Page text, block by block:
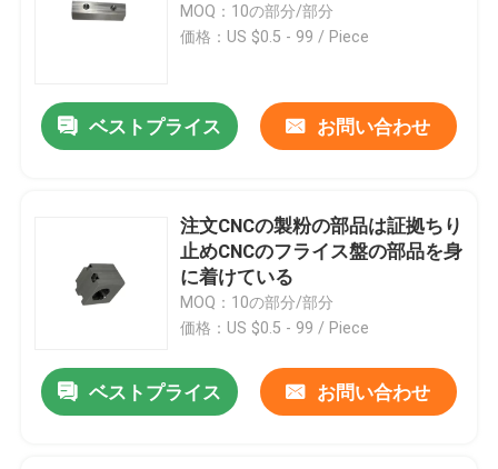
MOQ：10の部分/部分
価格：US $0.5 - 99 / Piece
ベストプライス お問い合わせ
注文CNCの製粉の部品は証拠ちり
止めCNCのフライス盤の部品を身
に着けている
MOQ：10の部分/部分
価格：US $0.5 - 99 / Piece
ベストプライス お問い合わせ